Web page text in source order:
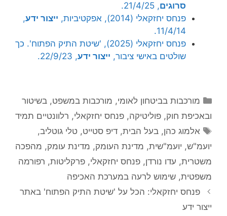
סרוגים, 21/4/25.
פנחס יחזקאלי (2014), אפקטיביות,
ייצור ידע,
11/4/14.
פנחס יחזקאלי (2025), 'שיטת התיק הפתוח'. כך
שולטים באישי ציבור, ייצור ידע, 22/9/23.
קטגוריות
מורכבות בביטחון לאומי, מורכבות במשפט, בשיטור
ובאכיפת חוק, פוליטיקה, פנחס יחזקאלי, רלוונטיים תמיד
תגיות
אלמוג כהן,בעל הבית,דיפ סטייט,טלי גוטליב,
יועמ"ש, יועמ"שית, מדינת העומק, מדינת עומק, מהפכה
משטרית, עדו נורדן, פנחס יחזקאלי, פרקליטות, רפורמה
משפטית, שימוש לרעה במערכת האכיפה
פנחס יחזקאלי: הכל על 'שיטת התיק הפתוח' באתר
ייצור ידע